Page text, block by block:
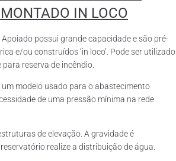
IN LOCO
possui grande capacidade e são pré-
e/ou construídos ‘in loco’. Pode ser utilizado
reserva de incêndio.
modelo usado para o abastecimento
de uma pressão mínima na rede
de elevação. A gravidade é
realize a distribuição de água.